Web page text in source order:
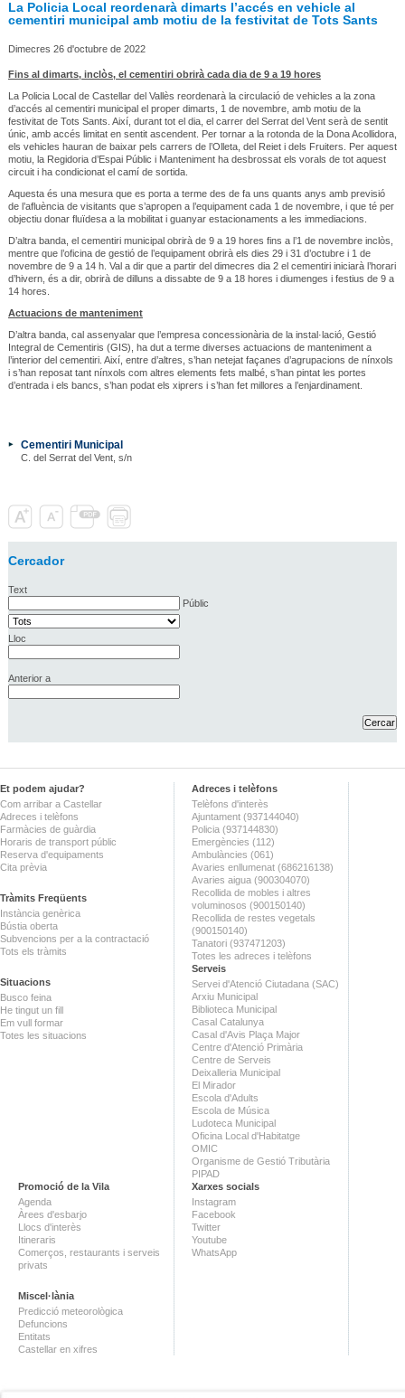
La Policia Local reordenarà dimarts l’accés en vehicle al
cementiri municipal amb motiu de la festivitat de Tots Sants
Dimecres 26 d'octubre de 2022
Fins al dimarts, inclòs, el cementiri obrirà cada dia de 9 a 19 hores
La Policia Local de Castellar del Vallès reordenarà la circulació de vehicles a la zona
d’accés al cementiri municipal el proper dimarts, 1 de novembre, amb motiu de la
festivitat de Tots Sants. Així, durant tot el dia, el carrer del Serrat del Vent serà de sentit
únic, amb accés limitat en sentit ascendent. Per tornar a la rotonda de la Dona Acollidora,
els vehicles hauran de baixar pels carrers de l’Olleta, del Reiet i dels Fruiters. Per aquest
motiu, la Regidoria d’Espai Públic i Manteniment ha desbrossat els vorals de tot aquest
circuit i ha condicionat el camí de sortida.
Aquesta és una mesura que es porta a terme des de fa uns quants anys amb previsió
de l’afluència de visitants que s’apropen a l’equipament cada 1 de novembre, i que té per
objectiu donar fluïdesa a la mobilitat i guanyar estacionaments a les immediacions.
D’altra banda, el cementiri municipal obrirà de 9 a 19 hores fins a l’1 de novembre inclòs,
mentre que l’oficina de gestió de l’equipament obrirà els dies 29 i 31 d’octubre i 1 de
novembre de 9 a 14 h. Val a dir que a partir del dimecres dia 2 el cementiri iniciarà l’horari
d’hivern, és a dir, obrirà de dilluns a dissabte de 9 a 18 hores i diumenges i festius de 9 a
14 hores.
Actuacions de manteniment
D’altra banda, cal assenyalar que l’empresa concessionària de la instal·lació, Gestió
Integral de Cementiris (GIS), ha dut a terme diverses actuacions de manteniment a
l’interior del cementiri. Així, entre d’altres, s’han netejat façanes d’agrupacions de nínxols
i s’han reposat tant nínxols com altres elements fets malbé, s’han pintat les portes
d’entrada i els bancs, s’han podat els xiprers i s’han fet millores a l’enjardinament.
Cementiri Municipal
C. del Serrat del Vent, s/n
Cercador
Text
Públic
Lloc
Anterior a
Et podem ajudar?
Com arribar a Castellar
Adreces i telèfons
Farmàcies de guàrdia
Horaris de transport públic
Reserva d'equipaments
Cita prèvia
Tràmits Freqüents
Instància genèrica
Bústia oberta
Subvencions per a la contractació
Tots els tràmits
Situacions
Busco feina
He tingut un fill
Em vull formar
Totes les situacions
Adreces i telèfons
Telèfons d'interès
Ajuntament (937144040)
Policia (937144830)
Emergències (112)
Ambulàncies (061)
Avaries enllumenat (686216138)
Avaries aigua (900304070)
Recollida de mobles i altres
voluminosos (900150140)
Recollida de restes vegetals
(900150140)
Tanatori (937471203)
Totes les adreces i telèfons
Serveis
Servei d'Atenció Ciutadana (SAC)
Arxiu Municipal
Biblioteca Municipal
Casal Catalunya
Casal d'Avis Plaça Major
Centre d'Atenció Primària
Centre de Serveis
Deixalleria Municipal
El Mirador
Escola d'Adults
Escola de Música
Ludoteca Municipal
Oficina Local d'Habitatge
OMIC
Organisme de Gestió Tributària
PIPAD
Promoció de la Vila
Agenda
Àrees d'esbarjo
Llocs d'interès
Itineraris
Comerços, restaurants i serveis
privats
Miscel·lània
Predicció meteorològica
Defuncions
Entitats
Castellar en xifres
Xarxes socials
Instagram
Facebook
Twitter
Youtube
WhatsApp